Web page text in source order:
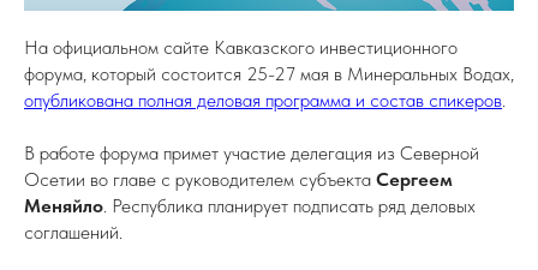
На официальном сайте Кавказского инвестиционного
форума, который состоится 25-27 мая в Минеральных Водах,
опубликована полная деловая программа и состав спикеров.
В работе форума примет участие делегация из Северной
Осетии во главе с руководителем субъекта Сергеем
Меняйло. Республика планирует подписать ряд деловых
соглашений.